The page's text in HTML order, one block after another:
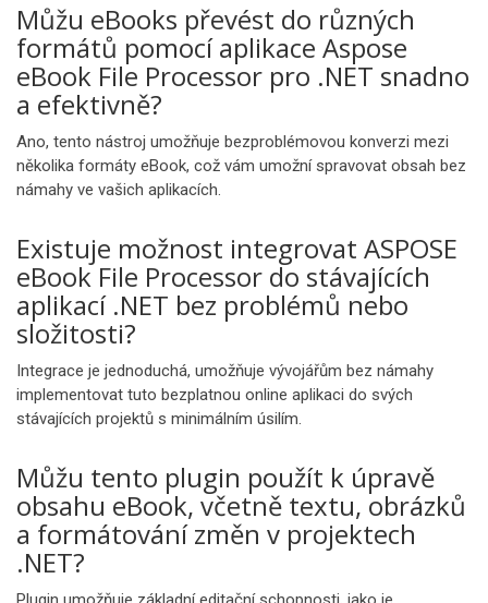
Můžu eBooks převést do různých
formátů pomocí aplikace Aspose
eBook File Processor pro .NET snadno
a efektivně?
Ano, tento nástroj umožňuje bezproblémovou konverzi mezi
několika formáty eBook, což vám umožní spravovat obsah bez
námahy ve vašich aplikacích.
Existuje možnost integrovat ASPOSE
eBook File Processor do stávajících
aplikací .NET bez problémů nebo
složitosti?
Integrace je jednoduchá, umožňuje vývojářům bez námahy
implementovat tuto bezplatnou online aplikaci do svých
stávajících projektů s minimálním úsilím.
Můžu tento plugin použít k úpravě
obsahu eBook, včetně textu, obrázků
a formátování změn v projektech
.NET?